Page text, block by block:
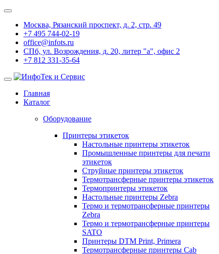
Москва, Рязанский проспект, д. 2, стр. 49
+7 495 744-02-19
office@infots.ru
СПб, ул. Возрождения, д. 20, литер "a", офис 2
+7 812 331-35-64
Главная
Каталог
Оборудование
Принтеры этикеток
Настольные принтеры этикеток
Промышленные принтеры для печати
этикеток
Струйные принтеры этикеток
Термотрансферные принтеры этикеток
Термопринтеры этикеток
Настольные принтеры Zebra
Термо и термотрансферные принтеры
Zebra
Термо и термотрансферные принтеры
SATO
Принтеры DTM Print, Primera
Термотрансферные принтеры Cab